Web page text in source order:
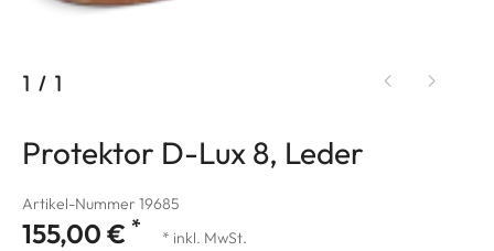
1 / 1
Protektor D-Lux 8, Leder
Artikel-Nummer 19685
155,00 € * * inkl. MwSt.